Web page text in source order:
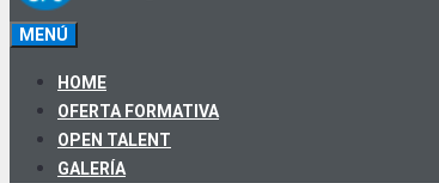
MENÚ
HOME
OFERTA FORMATIVA
OPEN TALENT
GALERÍA